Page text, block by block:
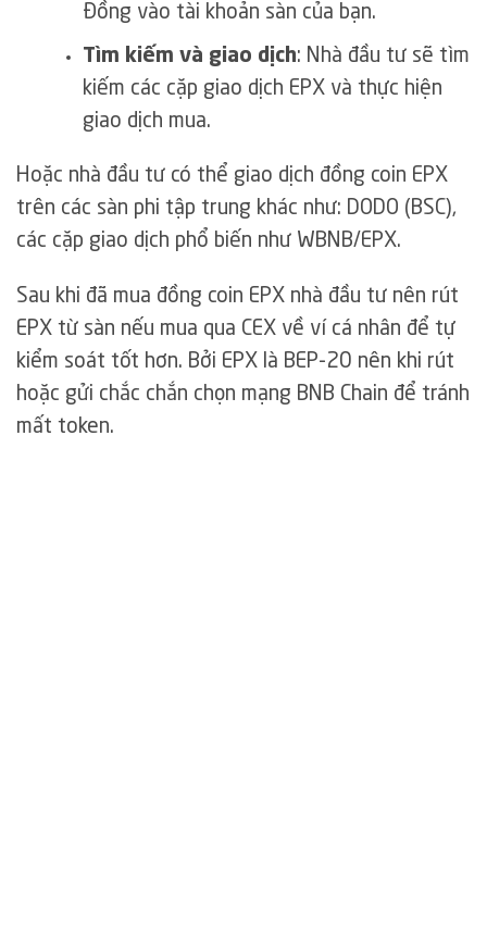
Đồng vào tài khoản sàn của bạn.
Tìm kiếm và giao dịch: Nhà đầu tư sẽ tìm
kiếm các cặp giao dịch EPX và thực hiện
giao dịch mua.
Hoặc nhà đầu tư có thể giao dịch đồng coin EPX
trên các sàn phi tập trung khác như: DODO (BSC),
các cặp giao dịch phổ biến như WBNB/EPX.
Sau khi đã mua đồng coin EPX nhà đầu tư nên rút
EPX từ sàn nếu mua qua CEX về ví cá nhân để tự
kiểm soát tốt hơn. Bởi EPX là BEP-20 nên khi rút
hoặc gửi chắc chắn chọn mạng BNB Chain để tránh
mất token.